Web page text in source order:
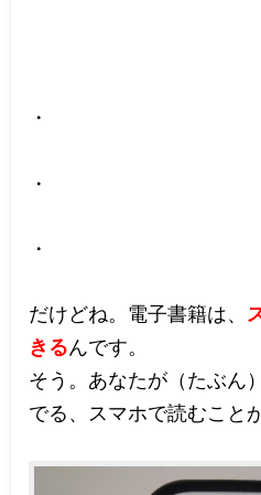
・
・
・
だけどね。電子書籍は、
きるんです。
そう。あなたが（たぶん
でる、スマホで読むこと